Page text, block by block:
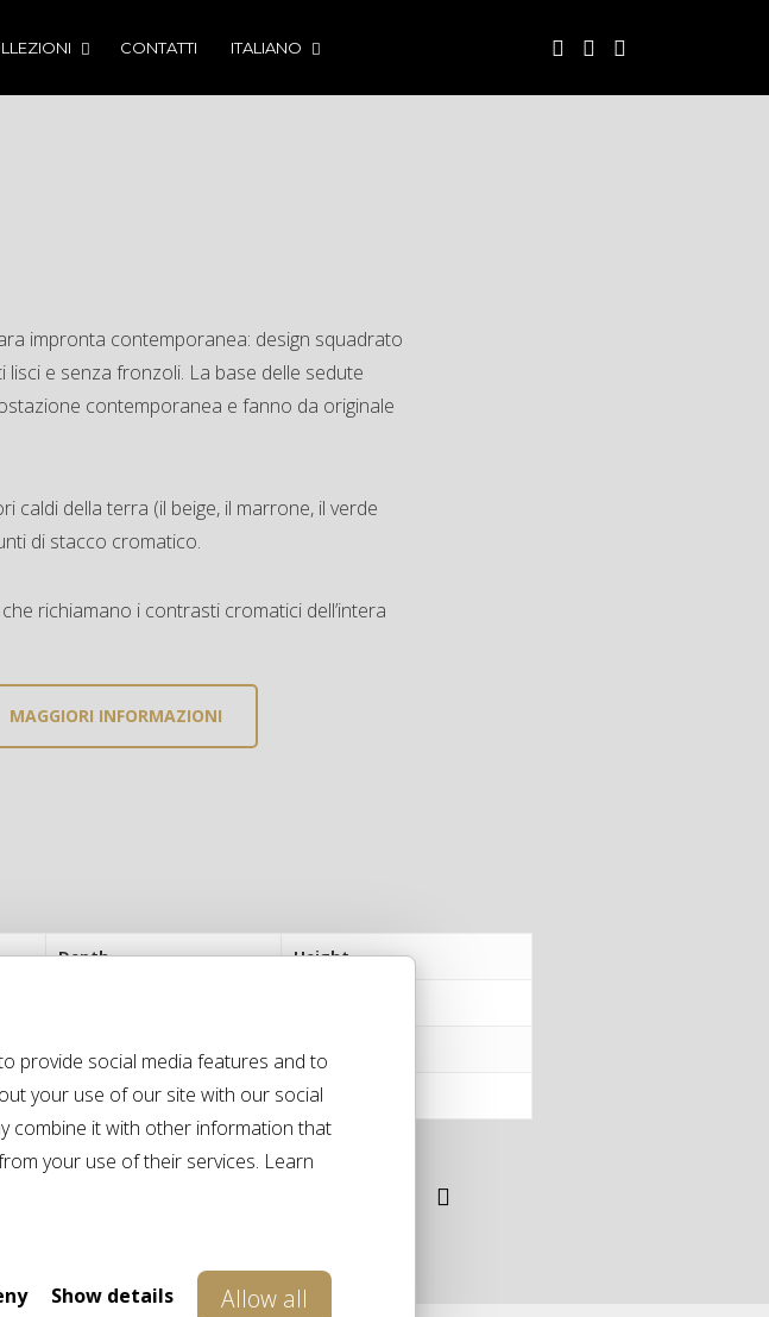
provide social media features and to
your use of our site with our social
combine it with other information that
your use of their services. Learn
Show details Allow all
CONTATTI ITALIANO
impronta contemporanea: design squadrato
e senza fronzoli. La base delle sedute
contemporanea e fanno da originale
della terra (il beige, il marrone, il verde
di stacco cromatico.
richiamano i contrasti cromatici dell’intera
MAGGIORI INFORMAZIONI
Depth Height
95 cm 86 cm
95cm 86 cm